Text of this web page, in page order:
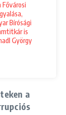
Bírósági
is
György
a